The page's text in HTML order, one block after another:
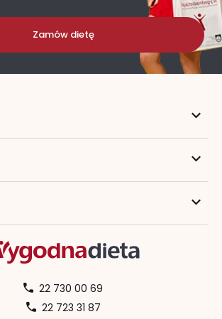
Zamów dietę
22 730 00 69
22 723 31 87